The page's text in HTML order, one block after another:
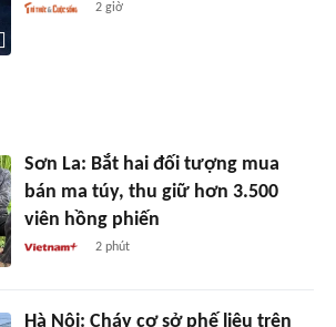
2 giờ
Sơn La: Bắt hai đối tượng mua
bán ma túy, thu giữ hơn 3.500
viên hồng phiến
2 phút
Hà Nội: Cháy cơ sở phế liệu trên